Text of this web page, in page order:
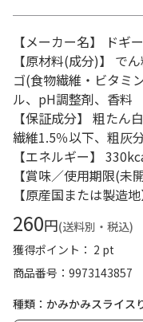
【メーカー名】 ドギ
【原材料(成分)】 で
ゴ(食物繊維・ビタミ
ル、pH調整剤、香料
【保証成分】 粗たん
繊維1.5％以下、粗灰
【エネルギー】
【賞味／使用期限(未
【原産国または製造
260円(送料別・税込)
獲得ポイント： 2 pt
商品番号
9973143857
種類：かみかみスライス